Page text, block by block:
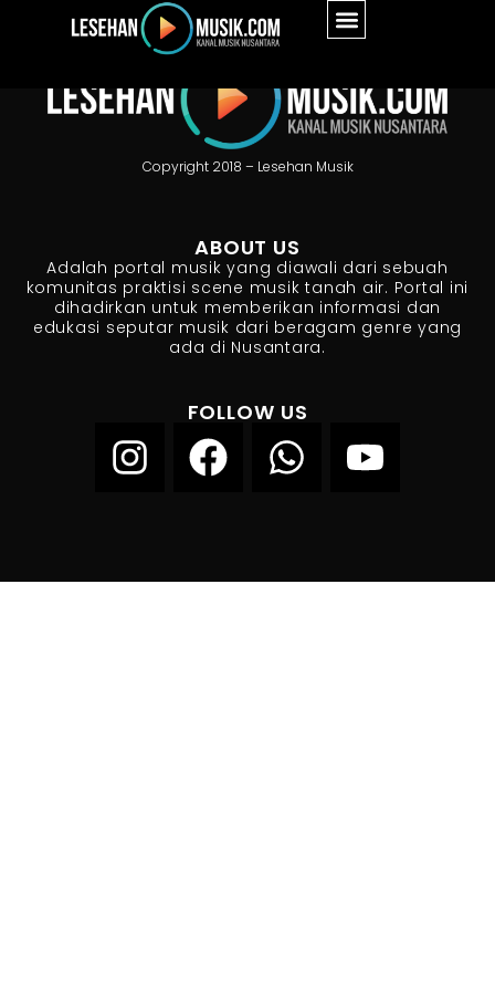
Copyright 2018 – Lesehan Musik
ABOUT US
Adalah portal musik yang diawali dari sebuah
komunitas praktisi scene musik tanah air. Portal ini
dihadirkan untuk memberikan informasi dan
edukasi seputar musik dari beragam genre yang
ada di Nusantara.
FOLLOW US